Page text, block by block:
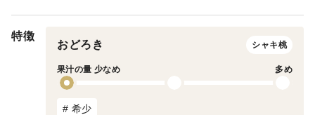
特徴
おどろき シャキ桃
果汁の量 少なめ 多め
# 希少